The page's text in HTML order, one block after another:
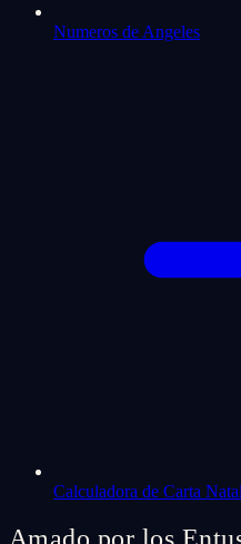
Numeros de Angeles
Calculadora de Carta Natal